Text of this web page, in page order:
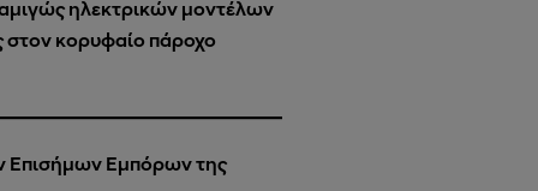
ηλεκτρικών μοντέλων
στον κορυφαίο πάροχο
Επισήμων Εμπόρων της